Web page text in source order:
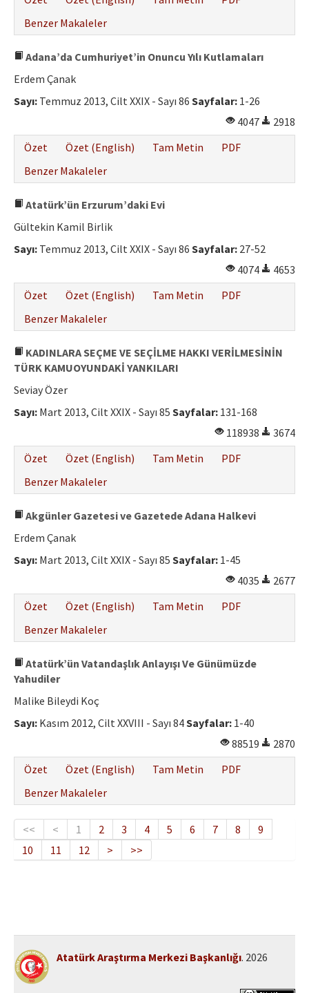
Benzer Makaleler
Adana’da Cumhuriyet’in Onuncu Yılı Kutlamaları
Erdem Çanak
Sayı: Temmuz 2013, Cilt XXIX - Sayı 86 Sayfalar: 1-26
4047
2918
Özet
Özet (English) Tam Metin
PDF
Benzer Makaleler
Atatürk’ün Erzurum’daki Evi
Gültekin Kamil Birlik
Sayı: Temmuz 2013, Cilt XXIX - Sayı 86 Sayfalar: 27-52
4074
4653
Özet
Özet (English) Tam Metin
PDF
Benzer Makaleler
KADINLARA SEÇME VE SEÇİLME HAKKI VERİLMESİNİN
TÜRK KAMUOYUNDAKİ YANKILARI
Seviay Özer
Sayı: Mart 2013, Cilt XXIX - Sayı 85 Sayfalar: 131-168
118938
3674
Özet
Özet (English) Tam Metin
PDF
Benzer Makaleler
Akgünler Gazetesi ve Gazetede Adana Halkevi
Erdem Çanak
Sayı: Mart 2013, Cilt XXIX - Sayı 85 Sayfalar: 1-45
4035
2677
Özet
Özet (English) Tam Metin
PDF
Benzer Makaleler
Atatürk’ün Vatandaşlık Anlayışı Ve Günümüzde
Yahudiler
Malike Bileydi Koç
Sayı: Kasım 2012, Cilt XXVIII - Sayı 84Sayfalar: 1-40
88519
2870
Özet
Özet (English) Tam Metin
PDF
Benzer Makaleler
<< < 1 2 3 4 5 6 7 8
9
10
11 12 > >>
Atatürk Araştırma Merkezi Başkanlığı. 2026